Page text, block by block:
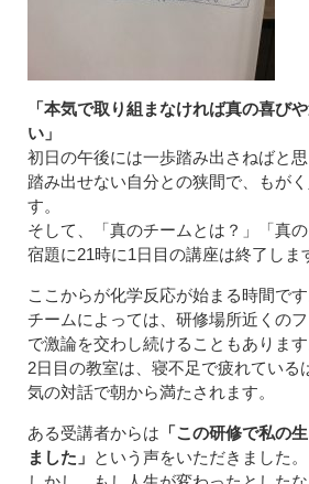
「本気で取り組まなければ真の喜び
い」
初日の午後には一歩踏み出さねばと
踏み出せない自分との狭間で、もが
す。
そして、「真のチームとは？」「真
宿題に21時に1日目の講座は終了しま
ここからが化学反応が始まる時間です
チームによっては、研修場所近くの
で激論を交わし続けることもあります
2日目の教室は、寝不足で疲れている
気の対話で朝から満たされます。
ある受講者からは 「この研修で私の
ました」 という声をいただきました。